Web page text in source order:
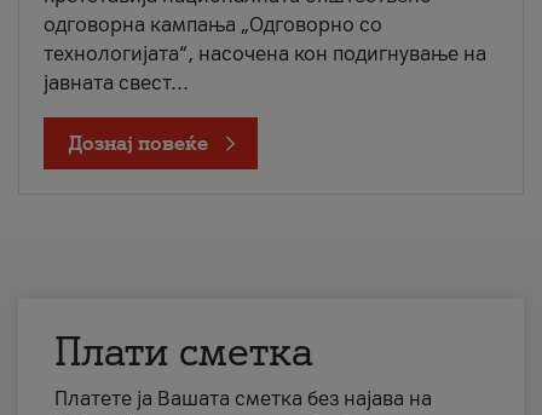
одговорна кампања „Одговорно со
технологијата“, насочена кон подигнување на
јавната свест...
Дознај повеќе
Плати сметка
Платете ја Вашата сметка без најава на